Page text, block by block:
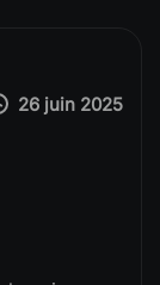
26 juin 2025